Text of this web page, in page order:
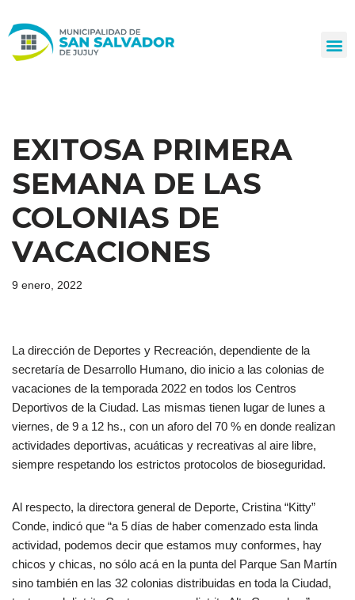
al
EXITOSA PRIMERA
SEMANA DE LAS
COLONIAS DE
VACACIONES
9 enero, 2022
La dirección de Deportes y Recreación, dependiente de la
secretaría de Desarrollo Humano, dio inicio a las colonias de
vacaciones de la temporada 2022 en todos los Centros
Deportivos de la Ciudad. Las mismas tienen lugar de lunes a
viernes, de 9 a 12 hs., con un aforo del 70 % en donde realizan
actividades deportivas, acuáticas y recreativas al aire libre,
siempre respetando los estrictos protocolos de bioseguridad.
Al respecto, la directora general de Deporte, Cristina “Kitty”
Conde, indicó que “a 5 días de haber comenzado esta linda
actividad, podemos decir que estamos muy conformes, hay
chicos y chicas, no sólo acá en la punta del Parque San Martín
sino también en las 32 colonias distribuidas en toda la Ciudad,